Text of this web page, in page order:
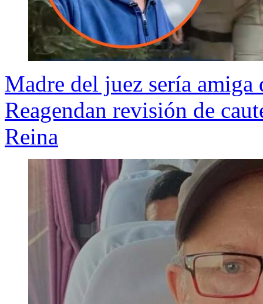
Madre del juez sería
Reagendan revisión de
Reina